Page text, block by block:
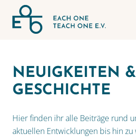
NEUIGKEITEN &
GESCHICHTE
Hier finden ihr alle Beiträge rund
aktuellen Entwicklungen bis hin zu